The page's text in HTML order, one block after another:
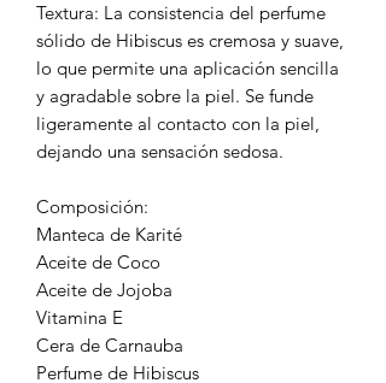
Textura: La consistencia del perfume
sólido de Hibiscus es cremosa y suave,
lo que permite una aplicación sencilla
y agradable sobre la piel. Se funde
ligeramente al contacto con la piel,
dejando una sensación sedosa.
Composición:
Manteca de Karité
Aceite de Coco
Aceite de Jojoba
Vitamina E
Cera de Carnauba
Perfume de Hibiscus